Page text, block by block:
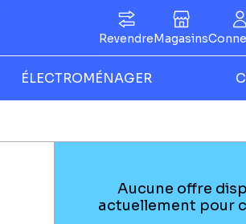
RevendreMagasins
ÉLECTROMÉNAGER
Aucune offre
actuellement pour